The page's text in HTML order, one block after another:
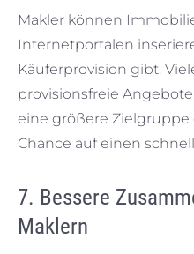
Makler können
Internetportalen
Käuferprovision gibt.
provisionsfreie
eine größere Zielgruppe
Chance auf einen
7. Bessere
Maklern